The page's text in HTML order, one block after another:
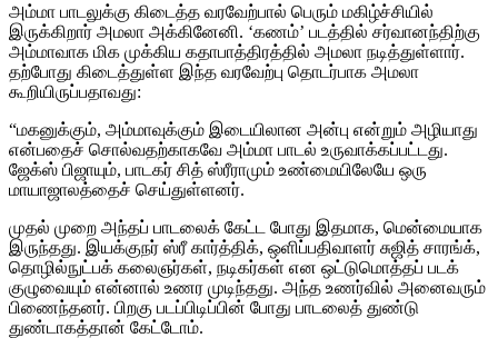
அம்மா பாடலுக்கு கிடைத்த வரவேற்பால் பெரும் மகிழ்ச்சியில்
இருக்கிறார் அமலா அக்கினேனி. ‘கணம்’ படத்தில் சர்வானந்திற்கு
அம்மாவாக மிக முக்கிய கதாபாத்திரத்தில் அமலா நடித்துள்ளார்.
தற்போது கிடைத்துள்ள இந்த வரவேற்பு தொடர்பாக அமலா
கூறியிருப்பதாவது:
“மகனுக்கும், அம்மாவுக்கும் இடையிலான அன்பு என்றும் அழியாது
என்பதைச் சொல்வதற்காகவே அம்மா பாடல் உருவாக்கப்பட்டது.
ஜேக்ஸ் பிஜாயும், பாடகர் சித் ஸ்ரீராமும் உண்மையிலேயே ஒரு
மாயாஜாலத்தைச் செய்துள்ளனர்.
முதல் முறை அந்தப் பாடலைக் கேட்ட போது இதமாக, மென்மையாக
இருந்தது. இயக்குநர் ஸ்ரீ கார்த்திக், ஒளிப்பதிவாளர் சுஜித் சாரங்க்,
தொழில்நுட்பக் கலைஞர்கள், நடிகர்கள் என ஒட்டுமொத்தப் படக்
குழுவையும் என்னால் உணர முடிந்தது. அந்த உணர்வில் அனைவரும்
பிணைந்தனர். பிறகு படப்பிடிப்பின் போது பாடலைத் துண்டு
துண்டாகத்தான் கேட்டோம்.